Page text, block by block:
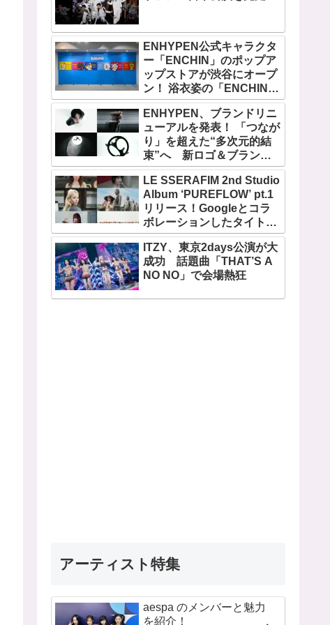
ENHYPEN公式キャラクタ
ー「ENCHIN」のポップア
ップストアが渋谷にオープ
ン！ 浴衣姿の「ENCHIN」
が登場
ENHYPEN、ブランドリニ
ューアルを発表！ 「つなが
り」を超えた“多次元的結
束”へ 新ロゴ＆ブランド
フィルム公開
LE SSERAFIM 2nd Studio
Album ‘PUREFLOW’ pt.1
リリース！Googleとコラ
ボレーションしたタイトル
曲「BOOMPALA」MVも公
開
ITZY、東京2days公演が大
成功 話題曲「THAT’S A
NO NO」で会場熱狂
アーティスト特集
aespa のメンバーと魅力
を紹介！